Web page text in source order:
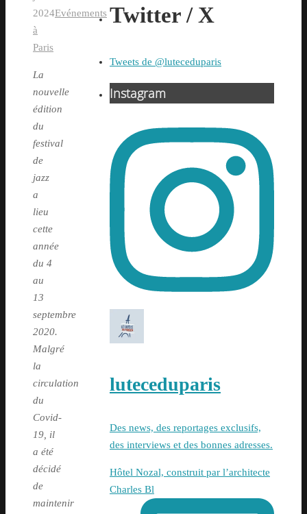
2024Evénements
à
Paris
La
nouvelle
édition
du
festival
de
jazz
a
lieu
cette
année
du 4
au
13
septembre
2020.
Malgré
la
circulation
du
Covid-
19, il
a été
décidé
de
maintenir
Twitter / X
Tweets de @luteceduparis
Instagram
luteceduparis
Des news, des reportages exclusifs,
des interviews et des bonnes adresses.
Hôtel Nozal, construit par l’architecte
Charles Bl